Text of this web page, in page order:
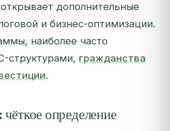
дополнительные
и бизнес-оптимизации.
наиболее часто
структурами, гражданства
.
определение